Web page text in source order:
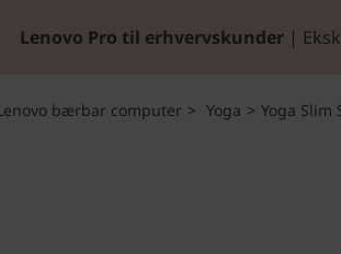
Lenovo Pro til erhvervskunder |
item 2 of 2
bærbar computer > Yoga > Yoga Slim